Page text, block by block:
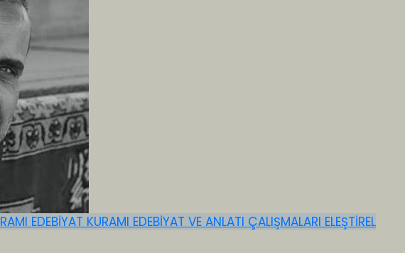
EDEBİYAT KURAMI EDEBİYAT VE ANLATI ÇALIŞMALARI ELEŞTİREL